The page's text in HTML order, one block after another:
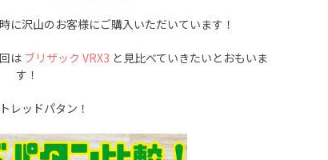
に沢山のお客様にご購入いただいています！
は ブリザック VRX3 と見比べていきたいとおもいま
す！
レッドパタン！